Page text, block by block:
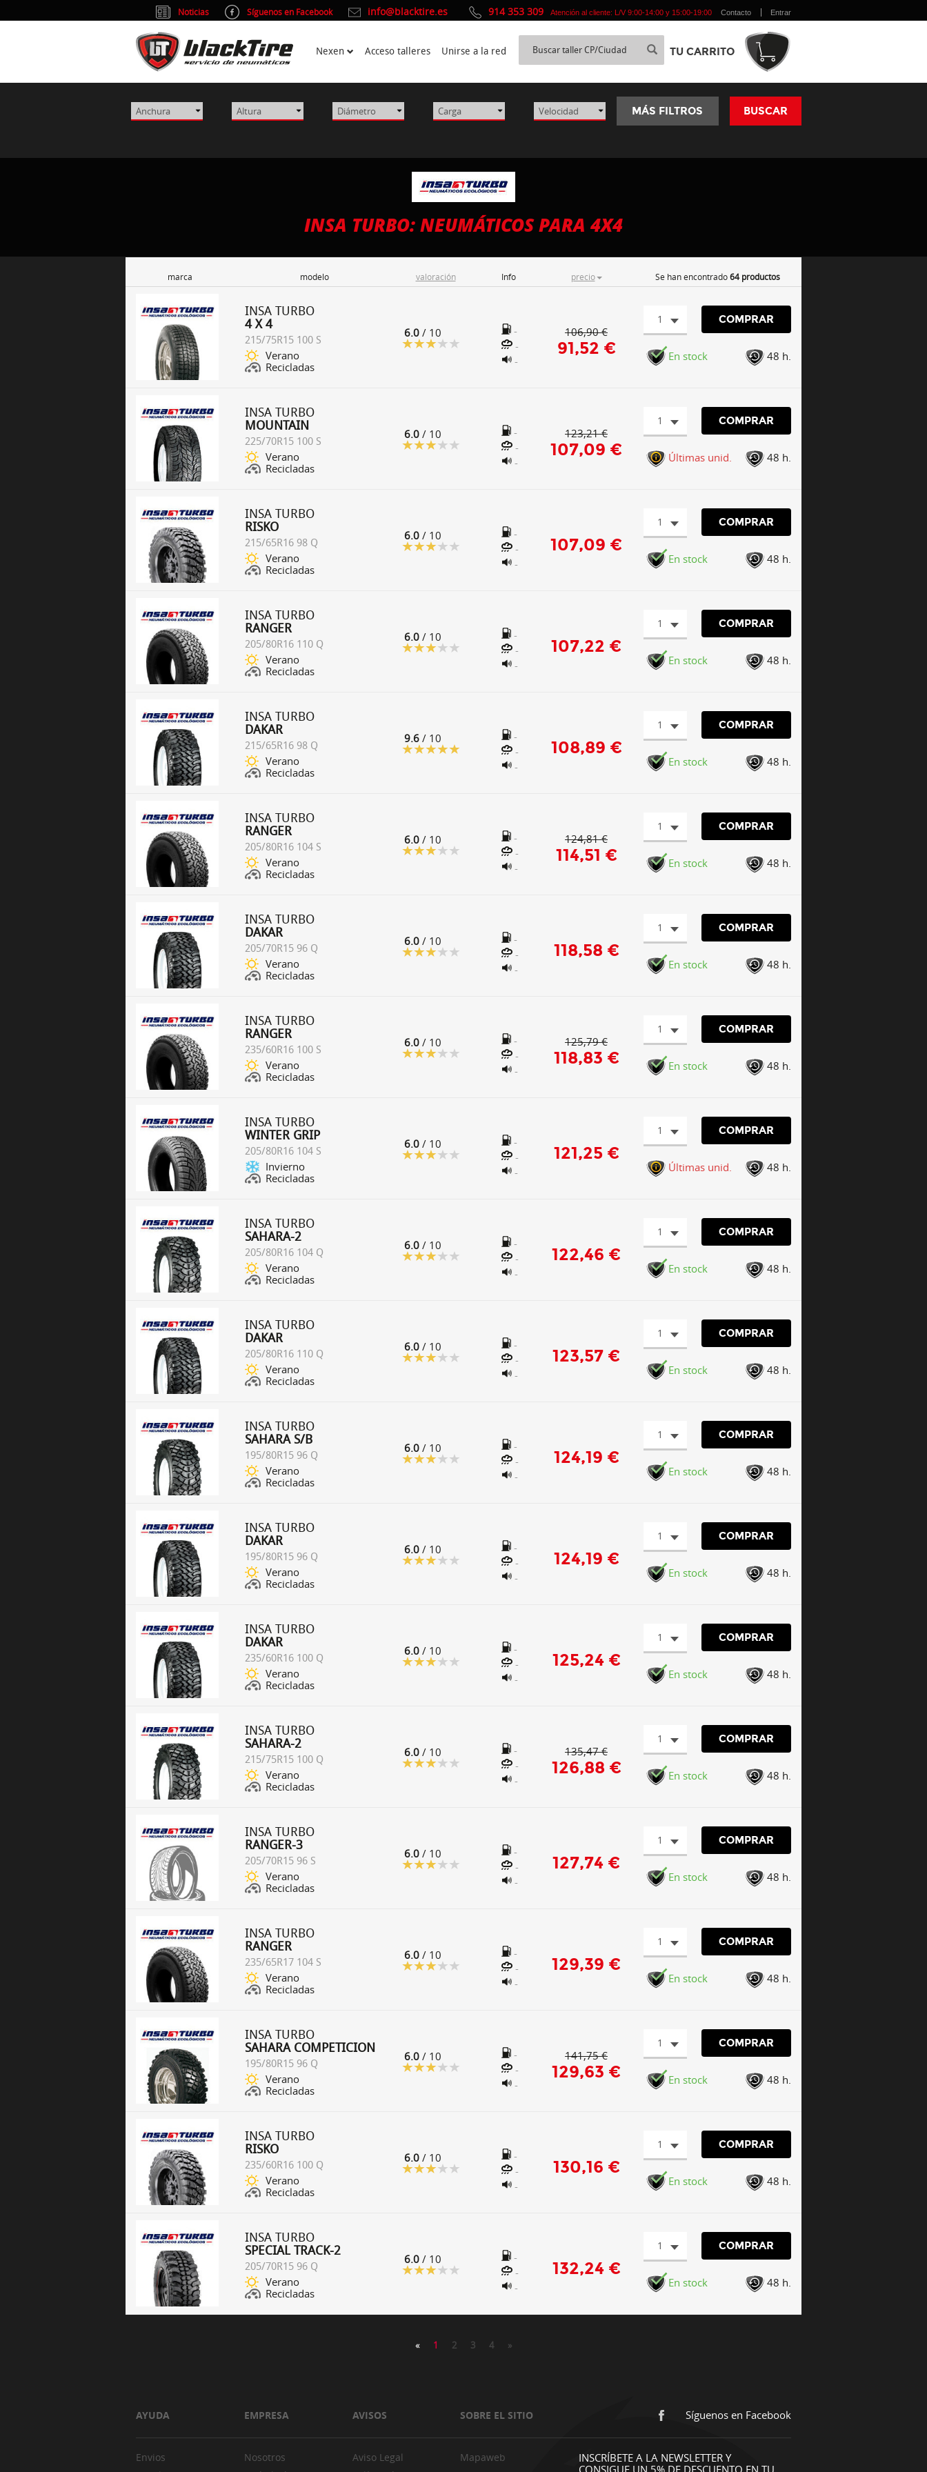
MÁS FILTROS BUSCAR
INSA TURBO: NEUMÁTICOS PARA 4X4
marca modelo valoración Info precio Se han encontrado64 productos
INSA TURBO
4 X 4
215/75R15 100 S
Verano
Recicladas
6.0 / 10
-
-
-
106,90 €
91,52 €
1 COMPRAR
En stock 48 h.
INSA TURBO
MOUNTAIN
225/70R15 100 S
Verano
Recicladas
6.0 / 10
-
-
-
123,21 €
107,09 €
1 COMPRAR
Últimas unid. 48 h.
INSA TURBO
RISKO
215/65R16 98 Q
Verano
Recicladas
6.0 / 10
-
-
-
107,09 €
1 COMPRAR
En stock 48 h.
INSA TURBO
RANGER
205/80R16 110 Q
Verano
Recicladas
6.0 / 10
-
-
-
107,22 €
1 COMPRAR
En stock 48 h.
INSA TURBO
DAKAR
215/65R16 98 Q
Verano
Recicladas
9.6 / 10
-
-
-
108,89 €
1 COMPRAR
En stock 48 h.
INSA TURBO
RANGER
205/80R16 104 S
Verano
Recicladas
6.0 / 10
-
-
-
124,81 €
114,51 €
1 COMPRAR
En stock 48 h.
INSA TURBO
DAKAR
205/70R15 96 Q
Verano
Recicladas
6.0 / 10
-
-
-
118,58 €
1 COMPRAR
En stock 48 h.
INSA TURBO
RANGER
235/60R16 100 S
Verano
Recicladas
6.0 / 10
-
-
-
125,79 €
118,83 €
1 COMPRAR
En stock 48 h.
INSA TURBO
WINTER GRIP
205/80R16 104 S
Invierno
Recicladas
6.0 / 10
-
-
-
121,25 €
1 COMPRAR
Últimas unid. 48 h.
INSA TURBO
SAHARA-2
205/80R16 104 Q
Verano
Recicladas
6.0 / 10
-
-
-
122,46 €
1 COMPRAR
En stock 48 h.
INSA TURBO
DAKAR
205/80R16 110 Q
Verano
Recicladas
6.0 / 10
-
-
-
123,57 €
1 COMPRAR
En stock 48 h.
INSA TURBO
SAHARA S/B
195/80R15 96 Q
Verano
Recicladas
6.0 / 10
-
-
-
124,19 €
1 COMPRAR
En stock 48 h.
INSA TURBO
DAKAR
195/80R15 96 Q
Verano
Recicladas
6.0 / 10
-
-
-
124,19 €
1 COMPRAR
En stock 48 h.
INSA TURBO
DAKAR
235/60R16 100 Q
Verano
Recicladas
6.0 / 10
-
-
-
125,24 €
1 COMPRAR
En stock 48 h.
INSA TURBO
SAHARA-2
215/75R15 100 Q
Verano
Recicladas
6.0 / 10
-
-
-
135,47 €
126,88 €
1 COMPRAR
En stock 48 h.
INSA TURBO
RANGER-3
205/70R15 96 S
Verano
Recicladas
6.0 / 10
-
-
-
127,74 €
1 COMPRAR
En stock 48 h.
INSA TURBO
RANGER
235/65R17 104 S
Verano
Recicladas
6.0 / 10
-
-
-
129,39 €
1 COMPRAR
En stock 48 h.
INSA TURBO
SAHARA COMPETICION
195/80R15 96 Q
Verano
Recicladas
6.0 / 10
-
-
-
141,75 €
129,63 €
1 COMPRAR
En stock 48 h.
INSA TURBO
RISKO
235/60R16 100 Q
Verano
Recicladas
6.0 / 10
-
-
-
130,16 €
1 COMPRAR
En stock 48 h.
INSA TURBO
SPECIAL TRACK-2
205/70R15 96 Q
Verano
Recicladas
6.0 / 10
-
-
-
132,24 €
1 COMPRAR
En stock 48 h.
« 1 2 3 4 »
AYUDA EMPRESA AVISOS SOBRE EL SITIO Síguenos en Facebook
Envios
Nosotros
Aviso Legal
Mapaweb
INSCRÍBETE A LA NEWSLETTER Y
CONSIGUE UN 5% DE DESCUENTO EN TU
Noticias Síguenos en Facebook info@blacktire.es 914 353 309 Atención al cliente: L/V 9:00-14:00 y 15:00-19:00 Contacto Entrar
Nexen Acceso talleres Unirse a la red TU CARRITO